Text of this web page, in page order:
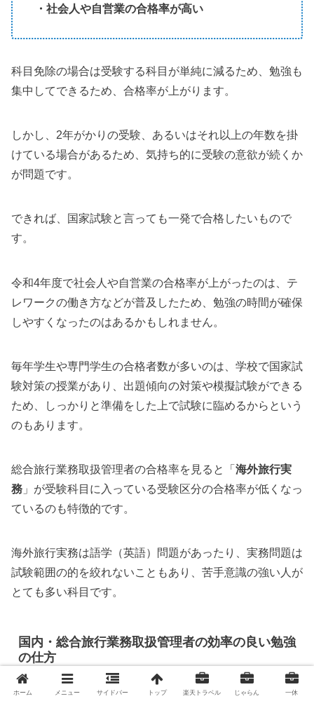
・社会人や自営業の合格率が高い
科目免除の場合は受験する科目が単純に減るため、勉強も
集中してできるため、合格率が上がります。
しかし、2年がかりの受験、あるいはそれ以上の年数を掛
けている場合があるため、気持ち的に受験の意欲が続くか
が問題です。
できれば、国家試験と言っても一発で合格したいもので
す。
令和4年度で社会人や自営業の合格率が上がったのは、テ
レワークの働き方などが普及したため、勉強の時間が確保
しやすくなったのはあるかもしれません。
毎年学生や専門学生の合格者数が多いのは、学校で国家試
験対策の授業があり、出題傾向の対策や模擬試験ができる
ため、しっかりと準備をした上で試験に臨めるからという
のもあります。
総合旅行業務取扱管理者の合格率を見ると「 海外旅行実
務 」が受験科目に入っている受験区分の合格率が低くなっ
ているのも特徴的です。
海外旅行実務は語学（英語）問題があったり、実務問題は
試験範囲の的を絞れないこともあり、苦手意識の強い人が
とても多い科目です。
国内・総合旅行業務取扱管理者の効率の良い勉強
の仕方
ホーム メニュー サイドバー トップ 楽天トラベル じゃらん 一休